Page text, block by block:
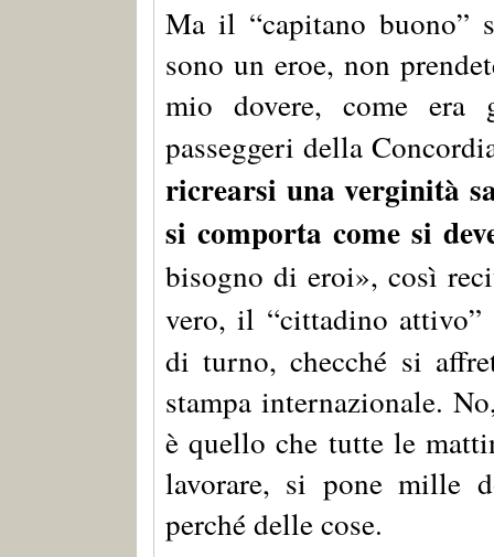
Ma il “capitano buono”
sono un eroe, non
mio dovere, come era
passeggeri della
ricrearsi una verginità
si comporta come si
bisogno di eroi», così
vero, il “cittadino
di turno, checché si
stampa internazionale.
è quello che tutte le
lavorare, si pone mille
perché delle cose.